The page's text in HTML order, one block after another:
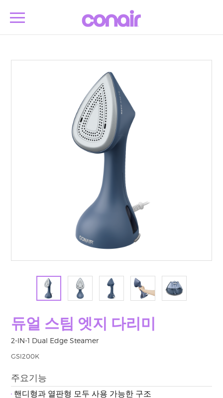
듀얼 스팀 엣지 다리미
2-IN-1 Dual Edge Steamer
GSI200K
주요기능
핸디형과 열판형 모두 사용 가능한 구조